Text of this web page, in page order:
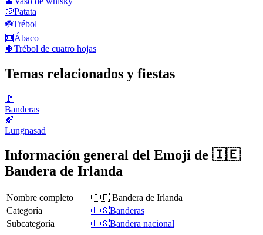
🥔Patata
☘️Trébol
🧮Ábaco
🍀Trébol de cuatro hojas
Temas relacionados y fiestas
🚩
Banderas
🍂
Lungnasad
Información general del Emoji de 🇮🇪
Bandera de Irlanda
Nombre completo
🇮🇪 Bandera de Irlanda
Categoría
🇺🇸Banderas
Subcategoría
🇺🇸Bandera nacional